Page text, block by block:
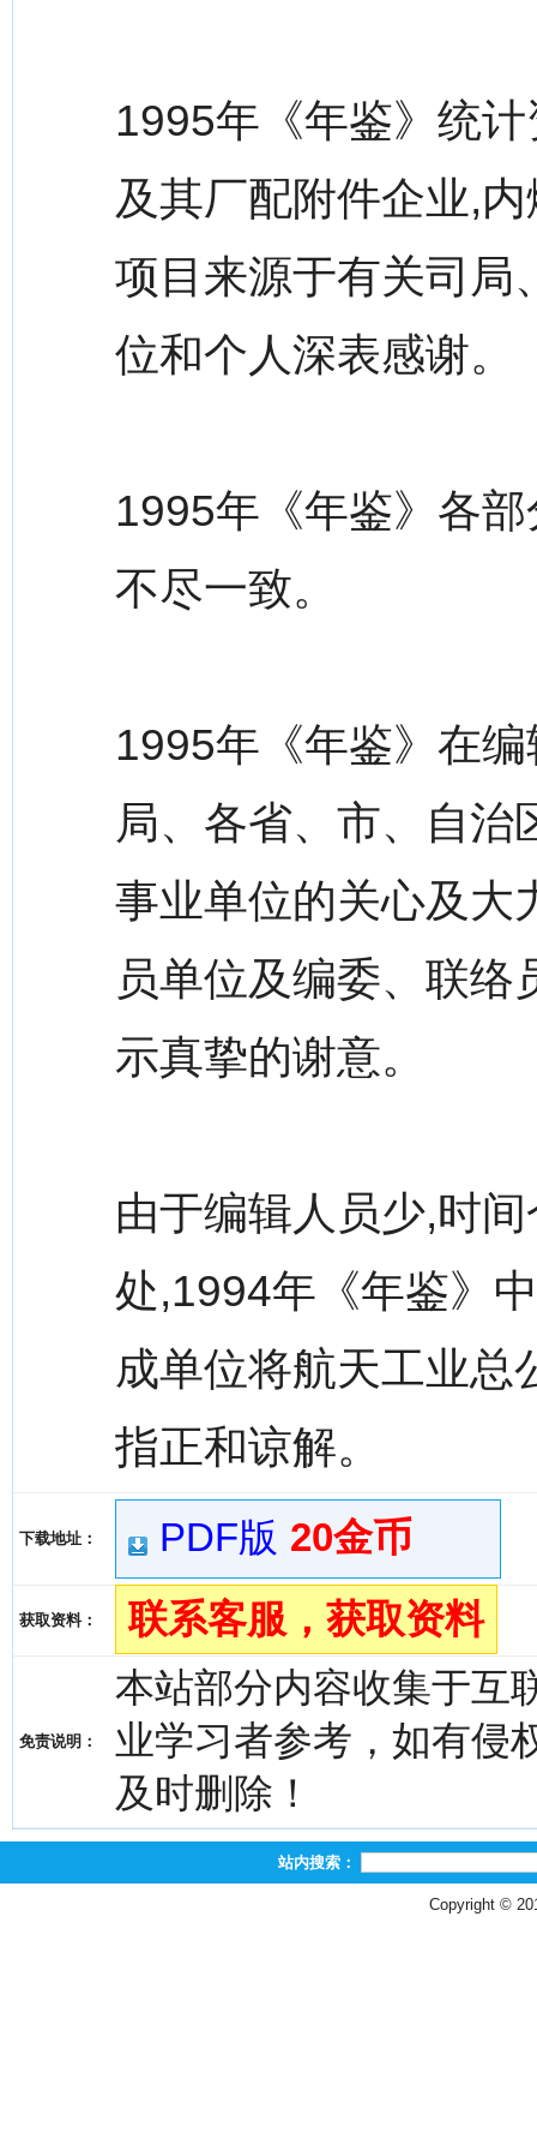
1995年《年鉴》统
及其厂配附件企业,
项目来源于有关司局
位和个人深表感谢。
1995年《年鉴》各
不尽一致。
1995年《年鉴》在
局、各省、市、自治
事业单位的关心及大
员单位及编委、联
示真挚的谢意。
由于编辑人员少,时
处,1994年《年鉴》
成单位将航天工业总
指正和谅解。
下载地址： PDF版 20金币
获取资料： 联系客服，获取资料
免责说明：
本站部分内容收集于互
业学习者参考，如有侵
及时删除！
站内搜索：
Copyright ©